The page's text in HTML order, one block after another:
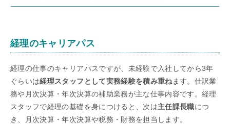
経理のキャリアパス
経理の仕事のキャリアパスですが、未経験で入社してから3年
ぐらいは経理スタッフとして実務経験を積み重ね ます。仕訳業
務や月次決算・年次決算の補助業務が主な仕事内容です。経理
スタッフで経理の基礎を身につけると、次は主任課長職につ
き、月次決算・年次決算や税務・財務を担当します。